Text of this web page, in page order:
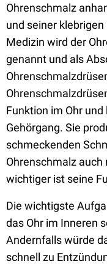
Ohrenschmalz
und seiner
Medizin wird der
genannt und als
Funktion im Ohr
Gehörgang. Sie
schmeckenden
Ohrenschmalz
wichtiger ist seine
Die wichtigste
das Ohr im Inneren
Andernfalls würde
schnell zu